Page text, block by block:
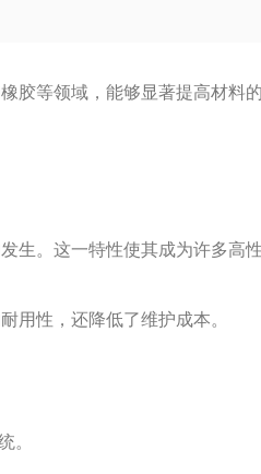
胶等领域，能够显著提高材料
生。这一特性使其成为许多高
用性，还降低了维护成本。
。